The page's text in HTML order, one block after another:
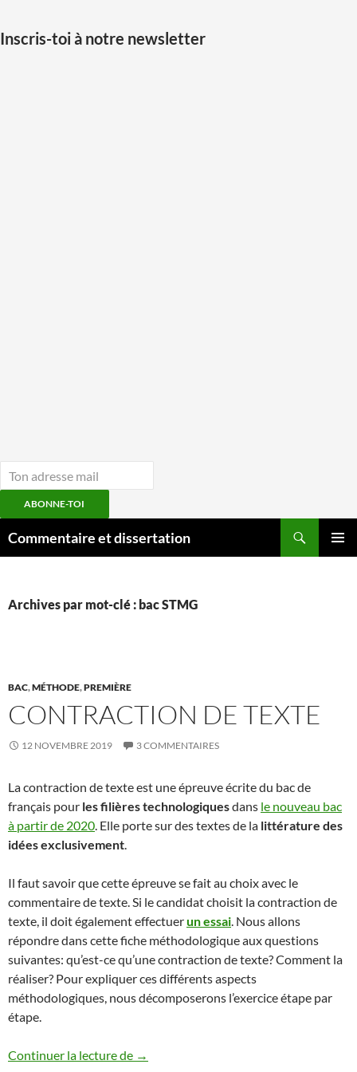
Inscris-toi à notre newsletter
ABONNE-TOI
auCommentaire et dissertation
Archives par mot-clé : bac STMG
BAC,MÉTHODE,PREMIÈRE
CONTRACTION DE TEXTE
12 NOVEMBRE 2019 3 COMMENTAIRES
La contraction de texte est une épreuve écrite du bac de
français pour les filières technologiquesdans le nouveau bac
à partir de 2020. Elle porte sur des textes de la littérature des
idées exclusivement.
Il faut savoir que cette épreuve se fait au choix avec le
commentaire de texte. Si le candidat choisit la contraction de
texte, il doit également effectuerun essai. Nous allons
répondre dans cette fiche méthodologique aux questions
suivantes: qu’est-ce qu’une contraction de texte? Comment la
réaliser? Pour expliquer ces différents aspects
méthodologiques, nous décomposerons l’exercice étape par
étape.
Continuer la lecture de CONTRACTION DE TEXTE
→